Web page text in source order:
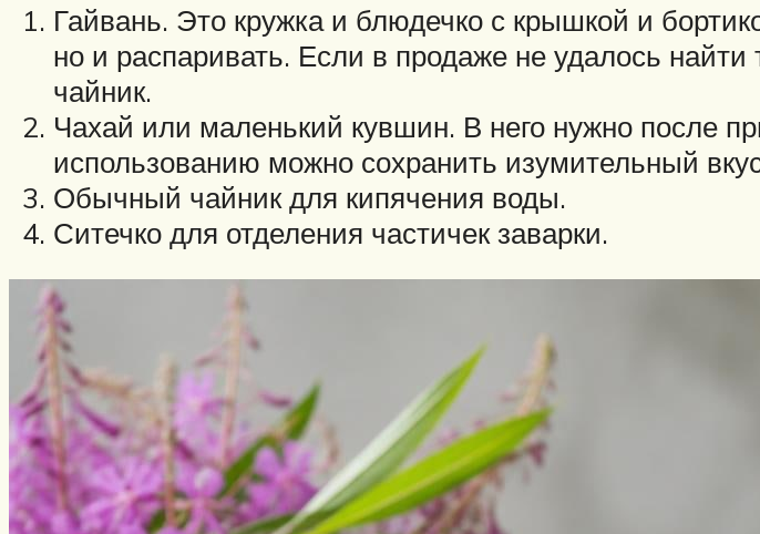
Гайвань. Это кружка и блюдечко с крышкой и
но и распаривать. Если в продаже не удалось
чайник.
Чахай или маленький кувшин. В него нужно после
использованию можно сохранить изумительный
Обычный чайник для кипячения воды.
Ситечко для отделения частичек заварки.